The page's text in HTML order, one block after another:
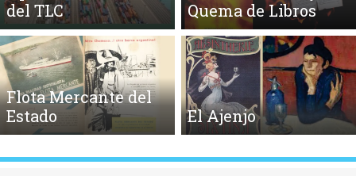
del TLC
Quema de Libros
Flota Mercante del
Estado
El Ajenjo